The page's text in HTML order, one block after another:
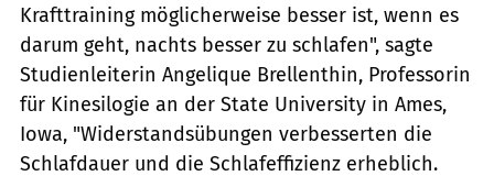
Krafttraining möglicherweise besser ist, wenn es
darum geht, nachts besser zu schlafen", sagte
Studienleiterin Angelique Brellenthin, Professorin
für Kinesilogie an der State University in Ames,
Iowa, "Widerstandsübungen verbesserten die
Schlafdauer und die Schlafeffizienz erheblich.